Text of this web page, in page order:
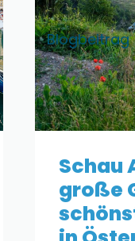
Blogbeitrag
Schau
große